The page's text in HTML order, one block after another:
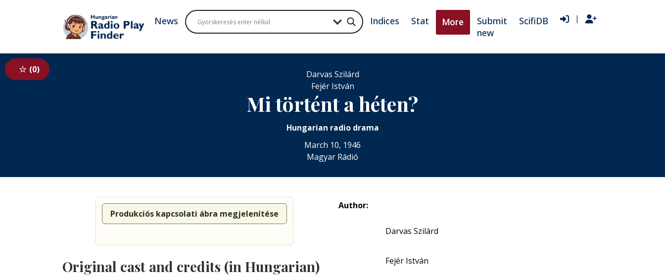
News Indices Stat More
Submit
new
ScifiDB |
0
Darvas Szilárd
Fejér István
Mi történt a héten?
Hungarian radio drama
March 10, 1946
Magyar Rádió
Produkciós kapcsolati ábra megjelenítése
Original cast and credits (in Hungarian)
Author:
Darvas Szilárd
Fejér István